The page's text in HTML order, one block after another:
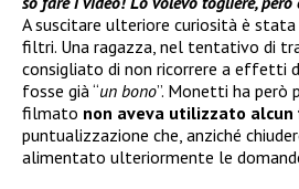
A suscitare ulteriore curiosità è
filtri. Una ragazza, nel tentativo di
consigliato di non ricorrere a effetti
fosse già “un bono”. Monetti ha però
filmato non aveva utilizzato
puntualizzazione che, anziché
alimentato ulteriormente le